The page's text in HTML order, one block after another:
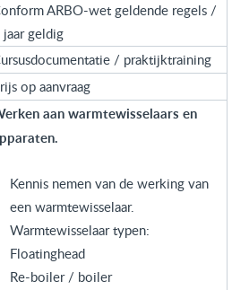
ARBO-wet geldende regels /
jaar geldig
/ praktijktraining
op aanvraag
aan warmtewisselaars en
Kennis nemen van de werking van
een warmtewisselaar.
Warmtewisselaar typen:
Floatinghead
Re-boiler / boiler